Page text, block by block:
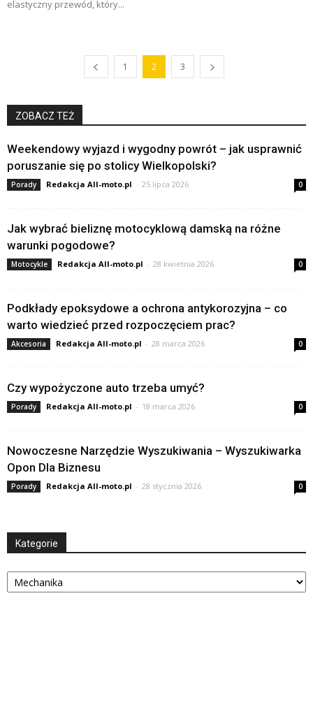
elastyczny przewód, który...
1 2 3
ZOBACZ TEŻ
Weekendowy wyjazd i wygodny powrót – jak usprawnić
poruszanie się po stolicy Wielkopolski?
Porady Redakcja All-moto.pl - 25 lipca 2026 0
Jak wybrać bieliznę motocyklową damską na różne
warunki pogodowe?
Motocykle Redakcja All-moto.pl - 28 kwietnia 2026 0
Podkłady epoksydowe a ochrona antykorozyjna – co
warto wiedzieć przed rozpoczęciem prac?
Akcesoria Redakcja All-moto.pl - 28 marca 2026 0
Czy wypożyczone auto trzeba umyć?
Porady Redakcja All-moto.pl - 18 marca 2026 0
Nowoczesne Narzędzie Wyszukiwania – Wyszukiwarka
Opon Dla Biznesu
Porady Redakcja All-moto.pl - 28 stycznia 2026 0
Kategorie
Kategorie